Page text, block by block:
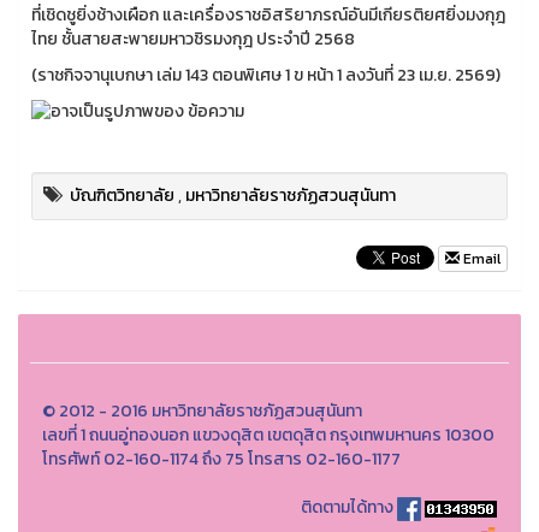
ที่เชิดชูยิ่งช้างเผือก และเครื่องราชอิสริยาภรณ์อันมีเกียรติยศยิ่งมงกุฎ
ไทย ชั้นสายสะพายมหาวชิรมงกุฎ ประจำปี 2568
(ราชกิจจานุเบกษา เล่ม 143 ตอนพิเศษ 1 ข หน้า 1 ลงวันที่ 23 เม.ย. 2569)
บัณฑิตวิทยาลัย,มหาวิทยาลัยราชภัฏสวนสุนันทา
Email
© 2012 - 2016 มหาวิทยาลัยราชภัฏสวนสุนันทา
เลขที่ 1 ถนนอู่ทองนอก แขวงดุสิต เขตดุสิต กรุงเทพมหานคร 10300
โทรศัพท์ 02-160-1174 ถึง 75 โทรสาร 02-160-1177
ติดตามได้ทาง